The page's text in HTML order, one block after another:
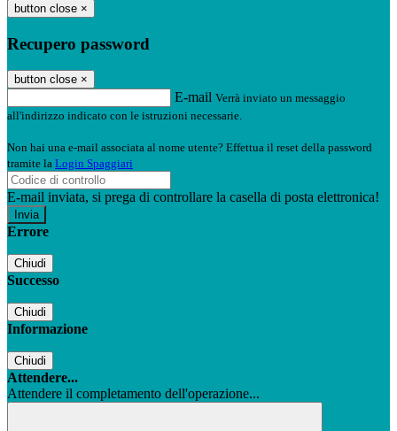
button close ×
Recupero password
button close ×
E-mail Verrà inviato un messaggio
all'indirizzo indicato con le istruzioni necessarie.
Non hai una e-mail associata al nome utente? Effettua il reset della password
tramite la Login Spaggiari
E-mail inviata, si prega di controllare la casella di posta elettronica!
Errore
Chiudi
Successo
Chiudi
Informazione
Chiudi
Attendere...
Attendere il completamento dell'operazione...